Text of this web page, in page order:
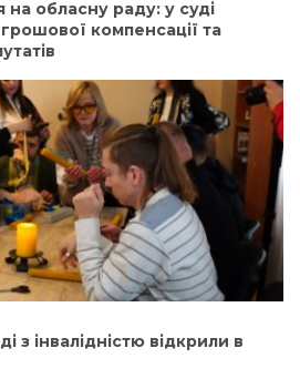
на обласну раду: у суді
компенсації та
з інвалідністю відкрили в